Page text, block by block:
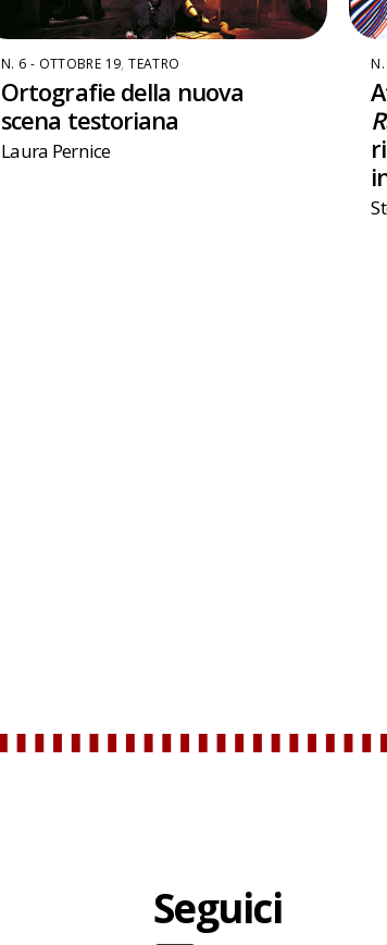
N. 6 - OTTOBRE 19,TEATRO
Ortografie della nuova
scena testoriana
Laura Pernice
Seguici